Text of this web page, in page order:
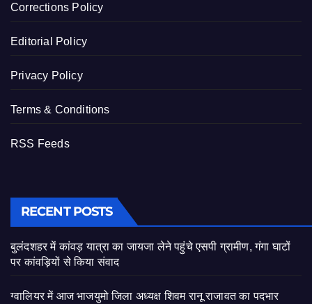
Corrections Policy
Editorial Policy
Privacy Policy
Terms & Conditions
RSS Feeds
RECENT POSTS
बुलंदशहर में कांवड़ यात्रा का जायजा लेने पहुंचे एसपी ग्रामीण, गंगा घाटों
पर कांवड़ियों से किया संवाद
ग्वालियर में आज भाजयुमो जिला अध्यक्ष शिवम रानू राजावत का पदभार